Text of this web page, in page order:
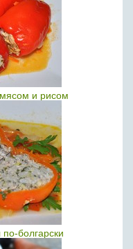
и рисом
болгарски